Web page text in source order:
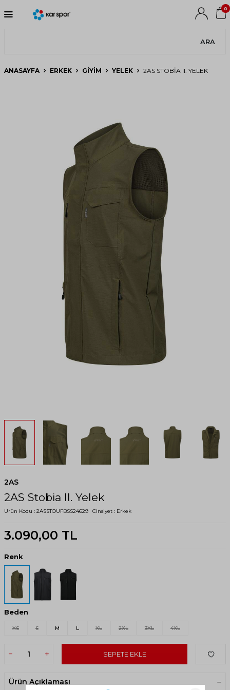
ARA
0
ANASAYFA ERKEK GIYIM YELEK 2AS STOBIA II. YELEK
2AS
2AS Stobia II. Yelek
Ürün Kodu : 2ASSTOUFBSS24629 Cinsiyet : Erkek
3.090,00 TL
Renk
Beden
XS S M L XL 2XL 3XL 4XL
SEPETE EKLE
Ürün Açıklaması